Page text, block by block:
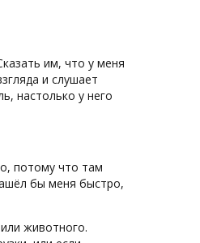
им, что у меня
и слушает
настолько у него
потому что там
бы меня быстро,
животного.